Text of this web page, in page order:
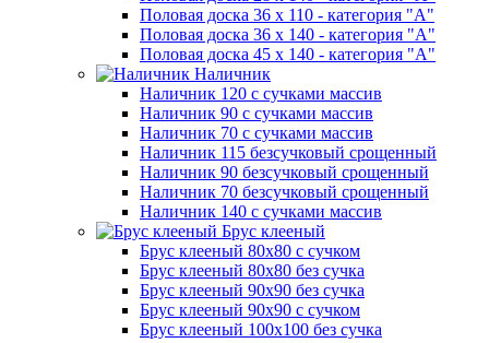
Половая доска 36 х 110 - категория "А"
Половая доска 36 х 140 - категория "А"
Половая доска 45 х 140 - категория "А"
Наличник
Наличник 120 с сучками массив
Наличник 90 с сучками массив
Наличник 70 с сучками массив
Наличник 115 безсучковый срощенный
Наличник 90 безсучковый срощенный
Наличник 70 безсучковый срощенный
Наличник 140 с сучками массив
Брус клееный
Брус клееный 80х80 с сучком
Брус клееный 80х80 без сучка
Брус клееный 90х90 без сучка
Брус клееный 90х90 с сучком
Брус клееный 100х100 без сучка